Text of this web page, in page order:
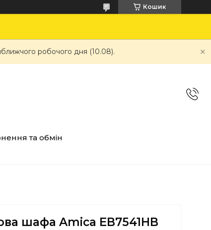
Кошик
робочого дня (10.08).
та обмін
шафа Amica EB7541HB